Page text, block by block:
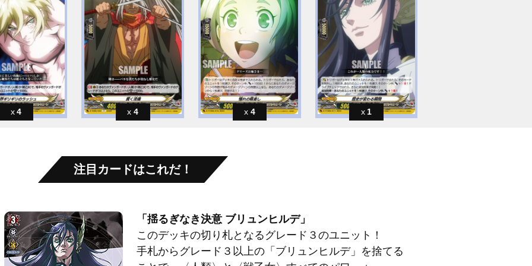
4 4 4 1
注目カードはこれだ！
「揺るぎなき決意 ブリュンヒルデ」
このデッキの切り札となるグレード３のユニット！
手札からグレード３以上の「ブリュンヒルデ」を捨てる